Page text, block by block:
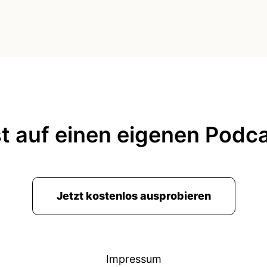
auf einen eigenen
Jetzt kostenlos ausprobieren
Impressum